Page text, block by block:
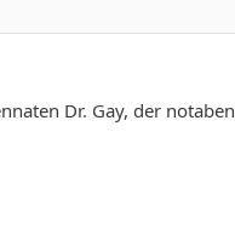
Dr. Gay, der